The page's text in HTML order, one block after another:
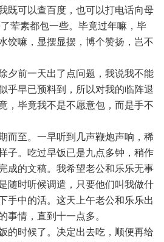
既可以查百度，也可以打电话向母
荤素都包一些。毕竟过年嘛，毕
饺嘛，显摆显摆，博个赞扬，岂不
夕前一天出了点问题，我说我不能
乎早已预料到，所以对我的临阵退
，毕竟我不是不愿意包，而是手不
而至。一早听到几声鞭炮声响，稀
子。吃过早饭已是九点多钟，稍作
成的文稿。我希望老公和乐乐无事
随时听候调遣，只要他们叫我做什
手中的活。这天上午老公和乐乐出
事情，直到十一点多。
的时候了。决定出去吃，顺便再给